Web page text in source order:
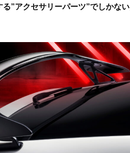
”アクセサリーパーツ”でしかない